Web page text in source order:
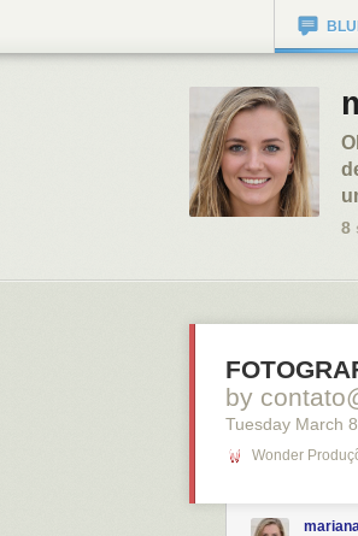
8
by
Tuesday March 8
Wonder